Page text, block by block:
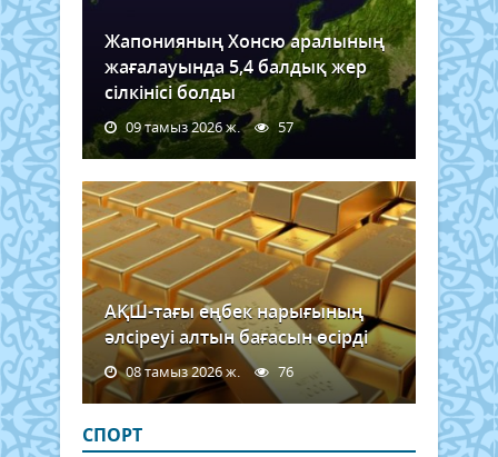
Жапонияның Хонсю аралының
жағалауында 5,4 балдық жер
сілкінісі болды
09 тамыз 2026 ж. 57
АҚШ-тағы еңбек нарығының
әлсіреуі алтын бағасын өсірді
08 тамыз 2026 ж. 76
СПОРТ